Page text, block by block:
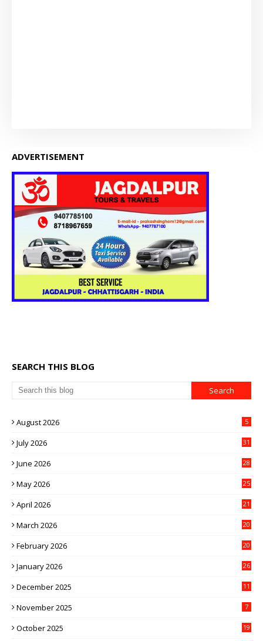
ADVERTISEMENT
SEARCH THIS BLOG
August 2026 5
July 2026 31
June 2026 28
May 2026 25
April 2026 21
March 2026 20
February 2026 20
January 2026 26
December 2025 11
November 2025 7
October 2025 19